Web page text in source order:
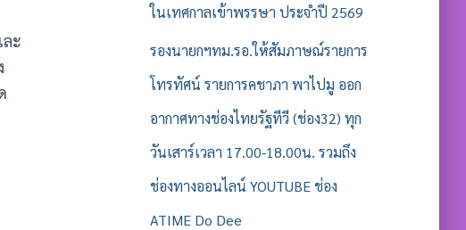
ะ
ในเทศกาลเข้าพรรษา ประจำปี 2569
รองนายกฯทม.รอ.ให้สัมภาษณ์รายการ
โทรทัศน์ รายการคชาภา พาไปมู ออก
อากาศทางช่องไทยรัฐทีวี (ช่อง32) ทุก
วันเสาร์เวลา 17.00-18.00น. รวมถึง
ช่องทางออนไลน์ YOUTUBE ช่อง
ATIME Do Dee